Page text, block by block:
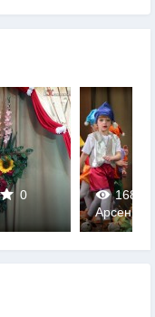
0
1685
0
Арсеньев